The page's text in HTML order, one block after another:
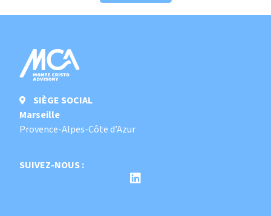
SIÈGE SOCIAL
Marseille
Provence-Alpes-Côte d’Azur
SUIVEZ-NOUS :